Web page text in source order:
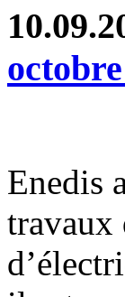
Enedis
travaux